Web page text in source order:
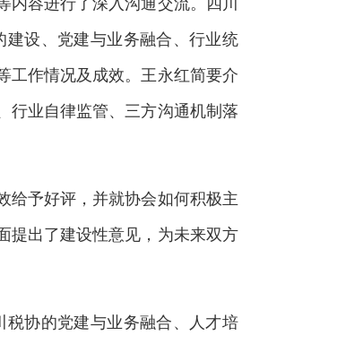
设、党建与业务融合、行业统
工作情况及成效。王永红简要介
行业自律监管、三方沟通机制落
予好评，并就协会如何积极主
提出了建设性意见，为未来双方
协的党建与业务融合、人才培